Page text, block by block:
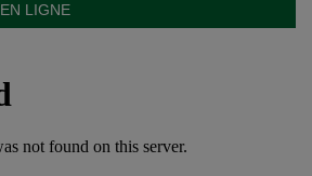
LIGNE